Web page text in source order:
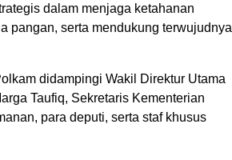
dalam menjaga ketahanan
pangan, serta mendukung terwujudnya
didampingi Wakil Direktur Utama
Taufiq, Sekretaris Kementerian
para deputi, serta staf khusus